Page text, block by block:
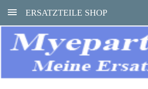
ERSATZTEILE SHOP